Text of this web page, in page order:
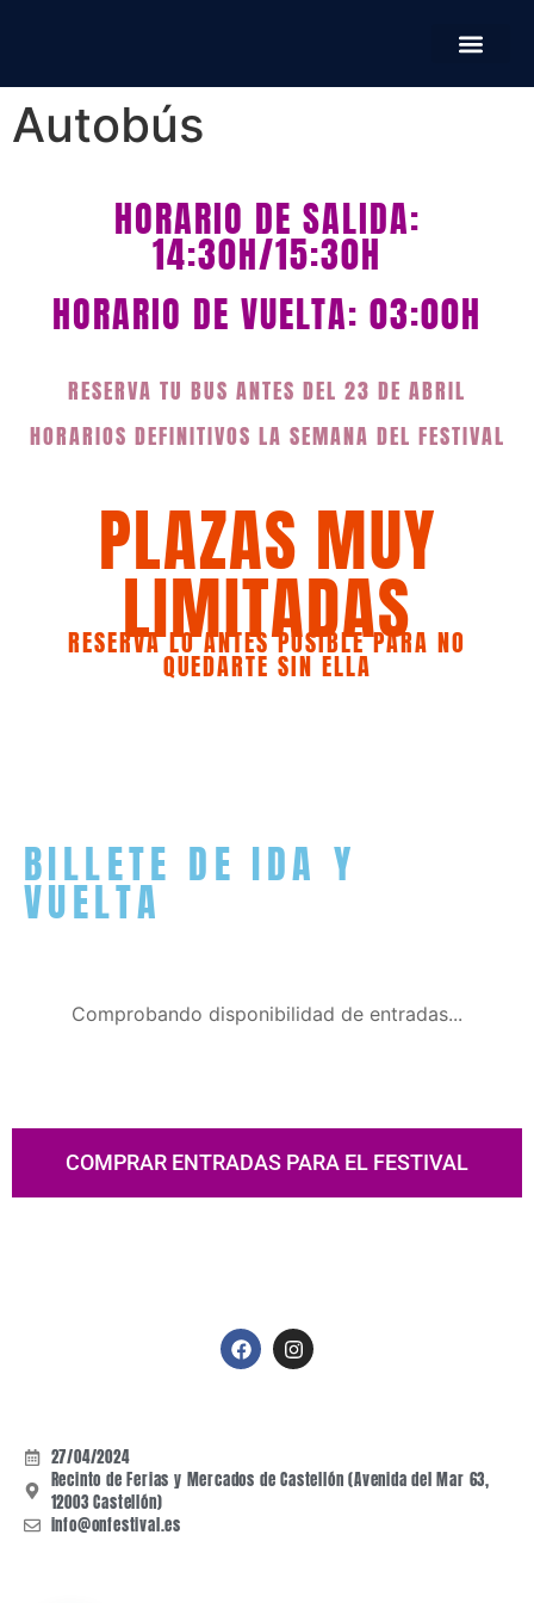
Autobús
HORARIO DE SALIDA:
14:30H/15:30H
HORARIO DE VUELTA: 03:00H
RESERVA TU BUS ANTES DEL 23 DE ABRIL
HORARIOS DEFINITIVOS LA SEMANA DEL FESTIVAL
PLAZAS MUY
LIMITADAS
RESERVA LO ANTES POSIBLE PARA NO
QUEDARTE SIN ELLA
BILLETE DE IDA Y
VUELTA
Comprobando disponibilidad de entradas...
COMPRAR ENTRADAS PARA EL FESTIVAL
27/04/2024
Recinto de Ferias y Mercados de Castellón (Avenida del Mar 63,
12003 Castellón)
info@onfestival.es